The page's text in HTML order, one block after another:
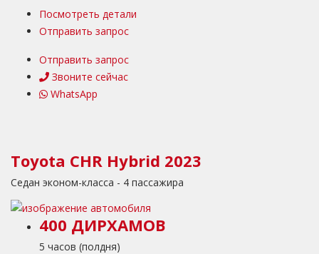
Посмотреть детали
Отправить запрос
Отправить запрос
Звоните сейчас
WhatsApp
Toyota CHR Hybrid 2023
Седан эконом-класса - 4 пассажира
400 ДИРХАМОВ
5 часов (полдня)